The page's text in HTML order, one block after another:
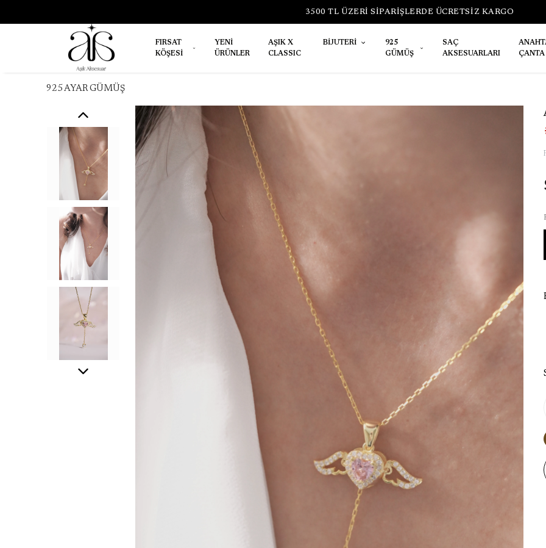
3500 TL ÜZERİ SİPARİŞLERDE ÜCRETSİZ KARGO
FIRSAT
KÖŞESİ
YENİ
ÜRÜNLER
AŞIK X
CLASSIC
BİJUTERİ
925
GÜMÜŞ
SAÇ
AKSESUARLARI
925 AYAR GÜMÜŞ